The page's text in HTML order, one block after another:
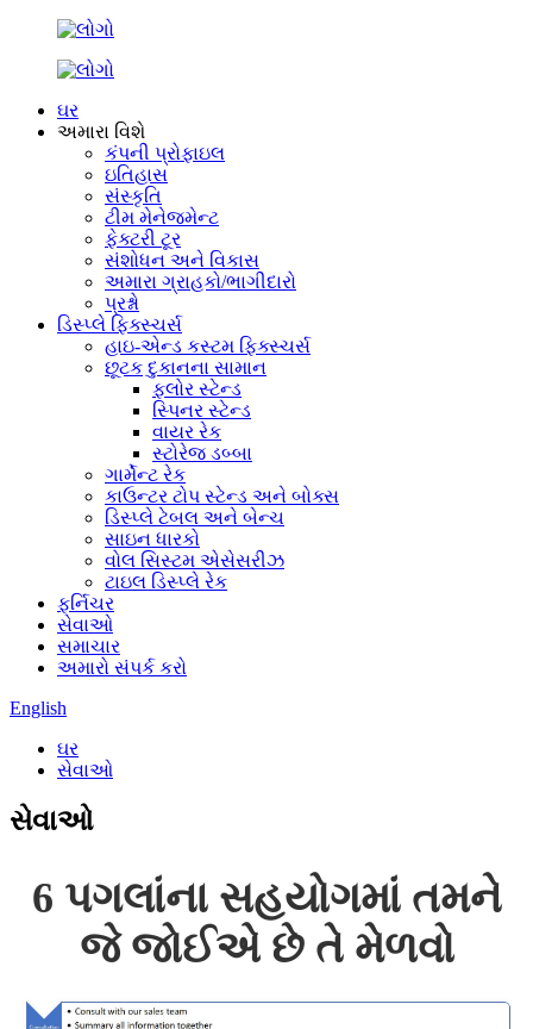
ઘર
અમારા વિશે
કંપની પ્રોફાઇલ
ઇતિહાસ
સંસ્કૃતિ
ટીમ મેનેજમેન્ટ
ફેક્ટરી ટૂર
સંશોધન અને વિકાસ
અમારા ગ્રાહકો/ભાગીદારો
પ્રશ્નો
ડિસ્પ્લે ફિક્સ્ચર્સ
હાઇ-એન્ડ કસ્ટમ ફિક્સ્ચર્સ
છૂટક દુકાનના સામાન
ફ્લોર સ્ટેન્ડ
સ્પિનર ​​સ્ટેન્ડ
વાયર રેક
સ્ટોરેજ ડબ્બા
ગાર્મેન્ટ રેક
કાઉન્ટર ટોપ સ્ટેન્ડ અને બોક્સ
ડિસ્પ્લે ટેબલ અને બેન્ચ
સાઇન ધારકો
વોલ સિસ્ટમ એસેસરીઝ
ટાઇલ ડિસ્પ્લે રેક
ફર્નિચર
સેવાઓ
સમાચાર
અમારો સંપર્ક કરો
English
ઘર
સેવાઓ
સેવાઓ
6 પગલાંના સહયોગમાં તમને
જે જોઈએ છે તે મેળવો